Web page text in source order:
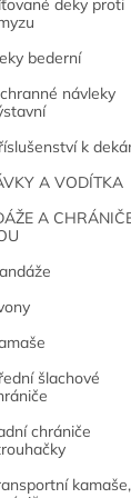
deky proti
bederní
návleky
k
A VODÍTKA
A
šlachové
chrániče
kamaše,